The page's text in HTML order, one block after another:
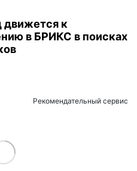
движется к
в БРИКС в поисках
Рекомендательный сервис
More